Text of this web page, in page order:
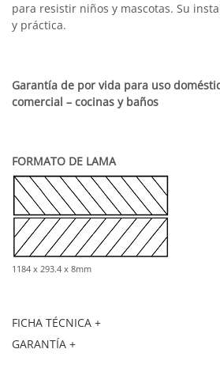
para resistir niños y mascotas. Su
y práctica.
Garantía de por vida para uso
comercial – cocinas y baños
FORMATO DE LAMA
1184 x 293.4 x 8mm
FICHA TÉCNICA +
GARANTÍA +